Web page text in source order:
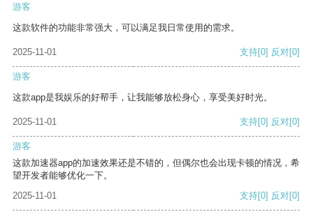
游客
这款软件的功能非常强大，可以满足我日常使用的需求。
2025-11-01 支持[0] 反对[0]
游客
这款app是我娱乐的好帮手，让我能够放松身心，享受美好时光。
2025-11-01 支持[0] 反对[0]
游客
这款加速器app的加速效果还是不错的，但偶尔也会出现卡顿的情况，希
望开发者能够优化一下。
2025-11-01
支持[0] 反对[0]